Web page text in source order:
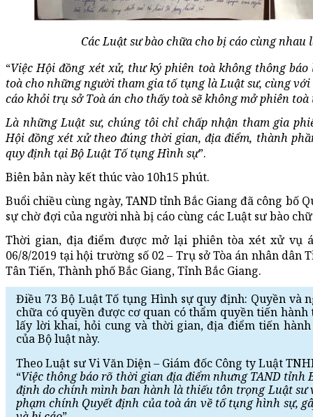
Các Luật sư bào chữa cho bị cáo cùng nhau
“Việc Hội đồng xét xử, thư ký phiên toà không thông
toà cho những người tham gia tố tụng là Luật sư, cùng
cáo khỏi trụ sở Toà án cho thấy toà sẽ không mở phiên
Là những Luật sư, chúng tôi chỉ chấp nhận tham gia
Hội đồng xét xử theo đúng thời gian, địa điểm, thành
quy định tại Bộ Luật Tố tụng Hình sự”.
Biên bản này kết thúc vào 10h15 phút.
Buổi chiều cùng ngày, TAND tỉnh Bắc Giang đã công bố
sự chờ đợi của người nhà bị cáo cùng các Luật sư bào
Thời gian, địa điểm được mở lại phiên tòa xét xử vụ
06/8/2019 tại hội trường số 02 – Trụ sở Tòa án nhân dân
Tân Tiến, Thành phố Bắc Giang, Tỉnh Bắc Giang.
Điều 73 Bộ Luật Tố tụng Hình sự quy định: Quyền và
chữa có quyền được cơ quan có thẩm quyền tiến
lấy lời khai, hỏi cung và thời gian, địa điểm tiến
của Bộ luật này.
Theo Luật sư Vi Văn Diện – Giám đốc Công ty Luật
“Việc thông báo rõ thời gian địa điểm nhưng TAND tỉnh
định do chính mình ban hành là thiếu tôn trọng Luật
phạm chính Quyết định của toà án về tố tụng hình sự,